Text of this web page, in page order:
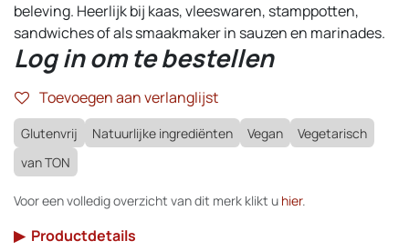
beleving. Heerlijk bij kaas, vleeswaren, stamppotten,
sandwiches of als smaakmaker in sauzen en marinades.
Log in om te bestellen
Toevoegen aan verlanglijst
Glutenvrij Natuurlijke ingrediënten Vegan
Vegetarisch
van TON
Voor een volledig overzicht van dit merk klikt u hier.
▶ Productdetails